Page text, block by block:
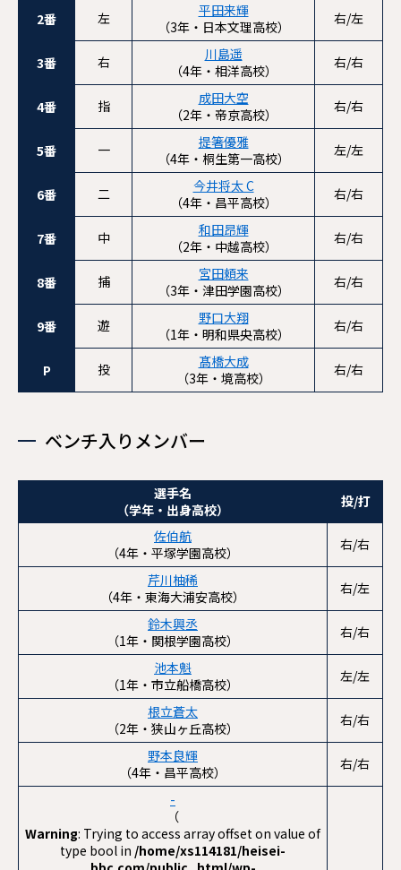
2番 左
平田来輝
（3年・日本文理高校）
右/左
3番 右
川島遥
（4年・相洋高校）
右/右
4番 指
成田大空
（2年・帝京高校）
右/右
5番 一
提箸優雅
（4年・桐生第一高校）
左/左
6番 二
今井将太 C
（4年・昌平高校）
右/右
7番 中
和田昂輝
（2年・中越高校）
右/右
8番 捕
宮田頼来
（3年・津田学園高校）
右/右
9番 遊
野口大翔
（1年・明和県央高校）
右/右
P 投
髙橋大成
（3年・境高校）
右/右
ベンチ入りメンバー
選手名
（学年・出身高校）
投/打
佐伯航
（4年・平塚学園高校）
右/右
芹川柚稀
（4年・東海大浦安高校）
右/左
鈴木興丞
（1年・関根学園高校）
右/右
池本魁
（1年・市立船橋高校）
左/左
根立蒼太
（2年・狭山ヶ丘高校）
右/右
野本良輝
（4年・昌平高校）
右/右
-
（
Warning: Trying to access array offset on value of
type bool in /home/xs114181/heisei-